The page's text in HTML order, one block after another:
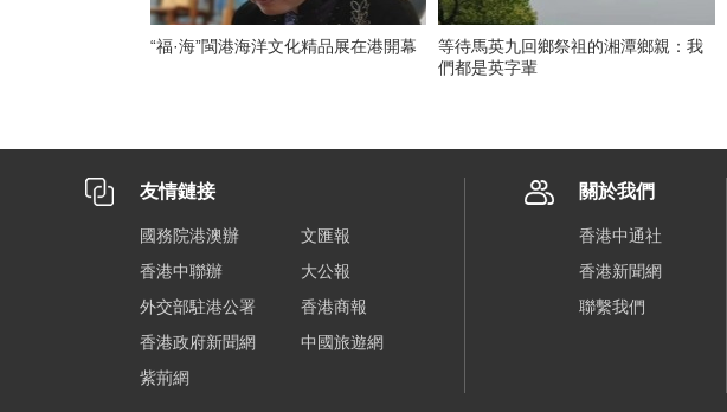
“福·海”閩港海洋文化精品展在港開幕
等待馬英九回鄉祭祖的湘潭鄉親：我
們都是英字輩
友情鏈接
國務院港澳辦
文匯報
香港中聯辦
大公報
外交部駐港公署
香港商報
香港政府新聞網
中國旅遊網
紫荊網
關於我們
香港中通社
香港新聞網
聯繫我們